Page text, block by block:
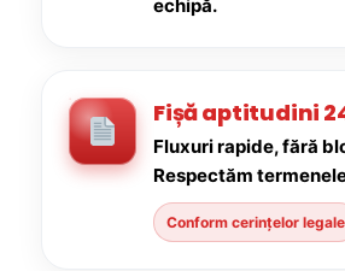
echipă.
Fișă aptitudini
Fluxuri rapide, fără
Respectăm
Conform cerințelor legale